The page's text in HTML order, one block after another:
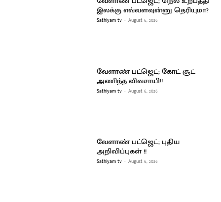
இலக்கு எவ்வளவுன்னு தெரியுமா?
Sathiyam tv - August 6, 2026
வேளாண் பட்ஜெட்; கோட் சூட்
அணிந்த விவசாயி!!
Sathiyam tv - August 6, 2026
வேளாண் பட்ஜெட்; புதிய
அறிவிப்புகள் !!
Sathiyam tv - August 6, 2026